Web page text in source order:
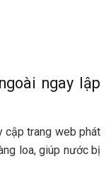
ngay lập
cập trang web phát
loa, giúp nước bị